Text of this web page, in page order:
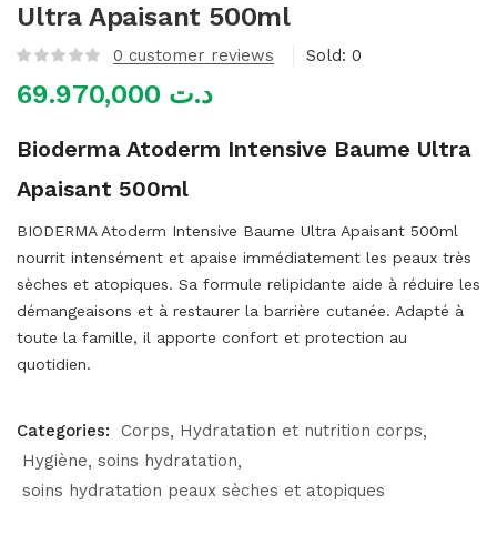
Ultra Apaisant 500ml
0 customer reviews Sold: 0
د.ت
Bioderma Atoderm Intensive Baume Ultra
Apaisant 500ml
BIODERMA Atoderm Intensive Baume Ultra Apaisant 500ml
nourrit intensément et apaise immédiatement les peaux très
sèches et atopiques. Sa formule relipidante aide à réduire les
démangeaisons et à restaurer la barrière cutanée. Adapté à
toute la famille, il apporte confort et protection au
quotidien.
Categories: Corps
Hydratation et nutrition corps
Hygiène soins hydratation
soins hydratation peaux sèches et atopiques